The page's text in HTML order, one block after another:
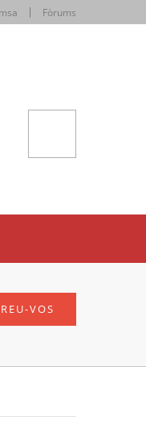
Fòrums
VOS